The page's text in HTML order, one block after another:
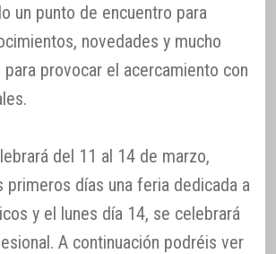
un punto de encuentro para
novedades y mucho
provocar el acercamiento con
del 11 al 14 de marzo,
primeros días una feria dedicada a
y el lunes día 14, se celebrará
A continuación podréis ver